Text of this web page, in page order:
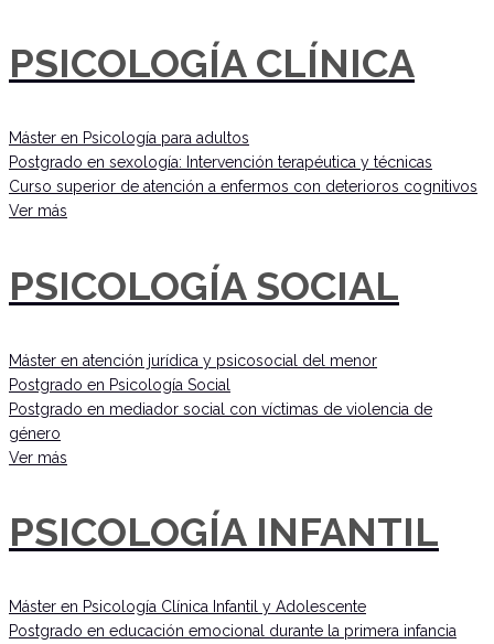
PSICOLOGÍA CLÍNICA
Máster en Psicología para adultos
Postgrado en sexología: Intervención terapéutica y técnicas
Curso superior de atención a enfermos con deterioros cognitivos
Ver más
PSICOLOGÍA SOCIAL
Máster en atención jurídica y psicosocial del menor
Postgrado en Psicología Social
Postgrado en mediador social con víctimas de violencia de
género
Ver más
PSICOLOGÍA INFANTIL
Máster en Psicología Clínica Infantil y Adolescente
Postgrado en educación emocional durante la primera infancia